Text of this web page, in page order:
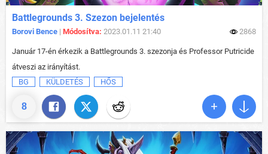
8
Battlegrounds 3. Szezon bejelentés
Borovi Bence | Módosítva: 2023.01.11 21:40 2868
Január 17-én érkezik a Battlegrounds 3. szezonja és Professor Putricide
átveszi az irányítást.
BG
KÜLDETÉS HŐS